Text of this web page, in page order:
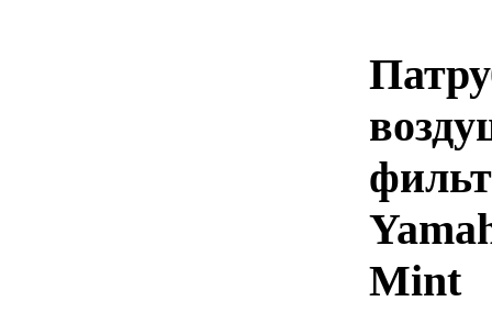
Mint